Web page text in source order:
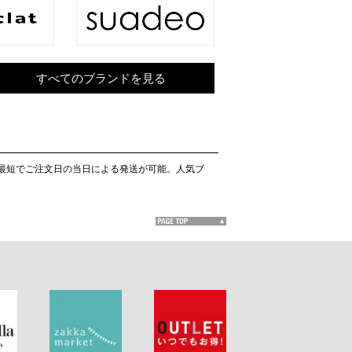
すべてのブランドを見る
でご注文日の当日による発送が可能。人気ブ